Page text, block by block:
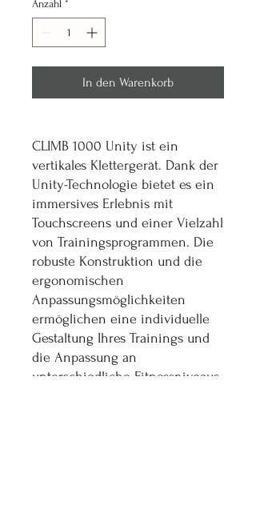
Anzahl *
In den Warenkorb
CLIMB 1000 Unity ist ein
vertikales Klettergerät. Dank der
Unity-Technologie bietet es ein
immersives Erlebnis mit
Touchscreens und einer Vielzahl
von Trainingsprogrammen. Die
robuste Konstruktion und die
ergonomischen
Anpassungsmöglichkeiten
ermöglichen eine individuelle
Gestaltung Ihres Trainings und
die Anpassung an
unterschiedliche Fitnessniveaus.